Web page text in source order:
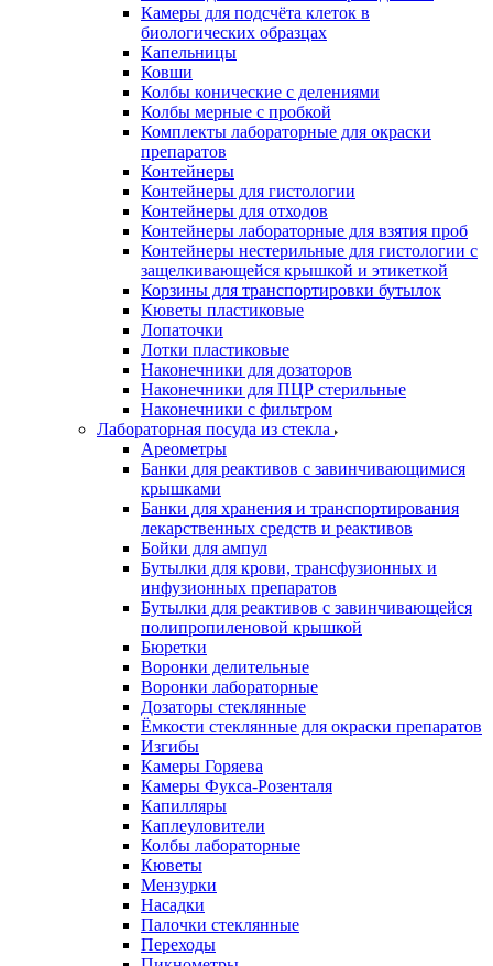
Камеры для подсчёта клеток в
биологических образцах
Капельницы
Ковши
Колбы конические с делениями
Колбы мерные с пробкой
Комплекты лабораторные для окраски
препаратов
Контейнеры
Контейнеры для гистологии
Контейнеры для отходов
Контейнеры лабораторные для взятия проб
Контейнеры нестерильные для гистологии с
защелкивающейся крышкой и этикеткой
Корзины для транспортировки бутылок
Кюветы пластиковые
Лопаточки
Лотки пластиковые
Наконечники для дозаторов
Наконечники для ПЦР стерильные
Наконечники с фильтром
Лабораторная посуда из стекла
Ареометры
Банки для реактивов с завинчивающимися
крышками
Банки для хранения и транспортирования
лекарственных средств и реактивов
Бойки для ампул
Бутылки для крови, трансфузионных и
инфузионных препаратов
Бутылки для реактивов с завинчивающейся
полипропиленовой крышкой
Бюретки
Воронки делительные
Воронки лабораторные
Дозаторы стеклянные
Ёмкости стеклянные для окраски препаратов
Изгибы
Камеры Горяева
Камеры Фукса-Розенталя
Капилляры
Каплеуловители
Колбы лабораторные
Кюветы
Мензурки
Насадки
Палочки стеклянные
Переходы